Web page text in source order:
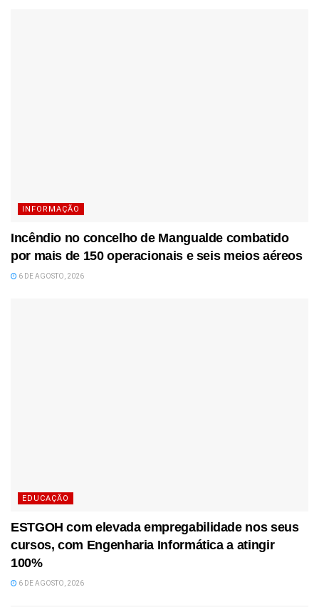
INFORMAÇÃO
Incêndio no concelho de Mangualde combatido
por mais de 150 operacionais e seis meios aéreos
6 DE AGOSTO, 2026
EDUCAÇÃO
ESTGOH com elevada empregabilidade nos seus
cursos, com Engenharia Informática a atingir
100%
6 DE AGOSTO, 2026